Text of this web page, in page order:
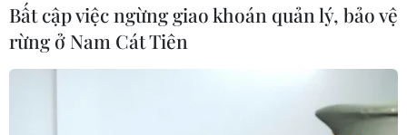
Bất cập việc ngừng giao khoán quản lý, bảo vệ
rừng ở Nam Cát Tiên